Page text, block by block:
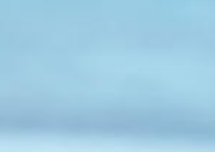
Пользователей: